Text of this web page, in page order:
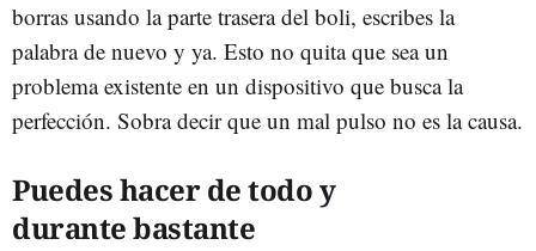
borras usando la parte trasera del boli, escribes la
palabra de nuevo y ya. Esto no quita que sea un
problema existente en un dispositivo que busca la
perfección. Sobra decir que un mal pulso no es la causa.
Puedes hacer de todo y
durante bastante